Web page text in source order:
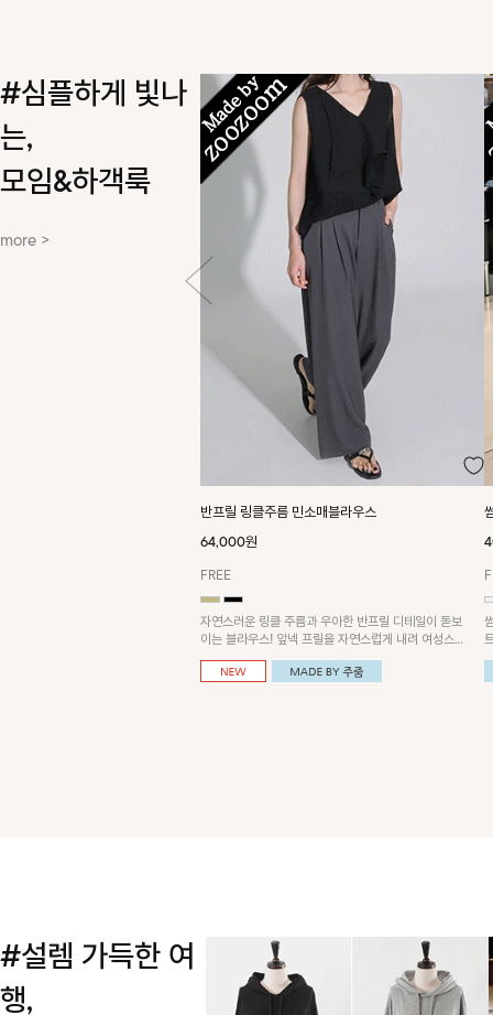
#심플하게 빛나
는,
모임&하객룩
more >
반프릴 링클주름 민소매블라우스
64,000원
FREE
자연스러운 링클 주름과 우아한 반프릴 디테일이 돋보
이는 블라우스! 앞넥 프릴을 자연스럽게 내려 여성스러
운 무드로 연출하거나, 어깨 옆 단추에 걸어 세련된 카
울넥 스타일로 연출할 수 있는 아이템이에요~
#설렘 가득한 여
행,